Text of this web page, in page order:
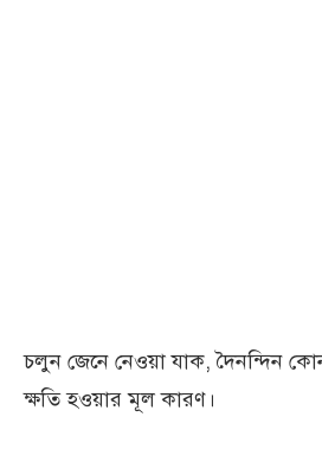
চলুন জেনে নেওয়া যাক, দৈনন্দিন
ক্ষতি হওয়ার মূল কারণ।